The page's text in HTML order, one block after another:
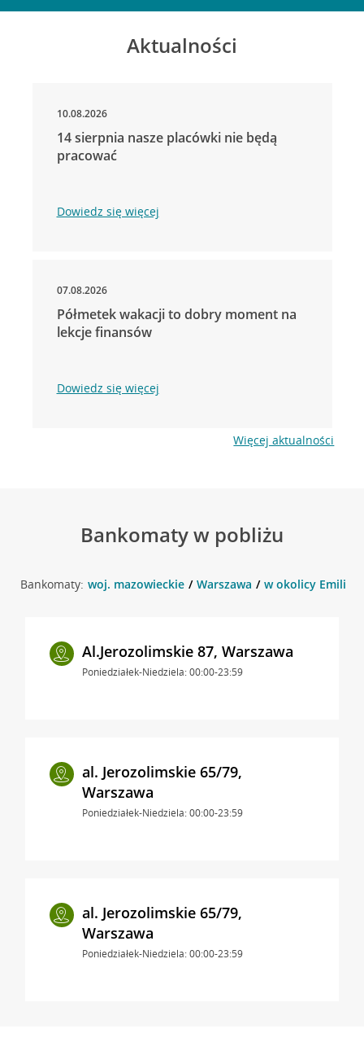
Aktualności
10.08.2026
14 sierpnia nasze placówki nie będą
pracować
Dowiedz się więcej
07.08.2026
Półmetek wakacji to dobry moment na
lekcje finansów
Dowiedz się więcej
Więcej aktualności
Bankomaty w pobliżu
Bankomaty: woj. mazowieckie Warszawa w okolicy Emilii
Al.Jerozolimskie 87, Warszawa
Poniedziałek-Niedziela: 00:00-23:59
al. Jerozolimskie 65/79,
Warszawa
Poniedziałek-Niedziela: 00:00-23:59
al. Jerozolimskie 65/79,
Warszawa
Poniedziałek-Niedziela: 00:00-23:59